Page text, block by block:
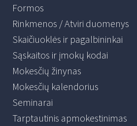
Formos
Rinkmenos / Atviri duomenys
Skaičiuoklės ir pagalbininkai
Sąskaitos ir įmokų kodai
Mokesčių žinynas
Mokesčių kalendorius
Seminarai
Tarptautinis apmokestinimas